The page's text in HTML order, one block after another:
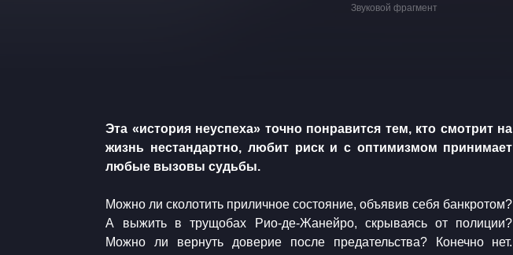
Звуковой фрагмент
​​Эта «история неуспеха» точно понравится тем, кто смотрит на
жизнь нестандартно, любит риск и с оптимизмом принимает
любые вызовы судьбы.
​Можно ли сколотить приличное состояние, объявив себя банкротом?
А выжить в трущобах Рио-де-Жанейро, скрываясь от полиции?
Можно ли вернуть доверие после предательства? Конечно нет.